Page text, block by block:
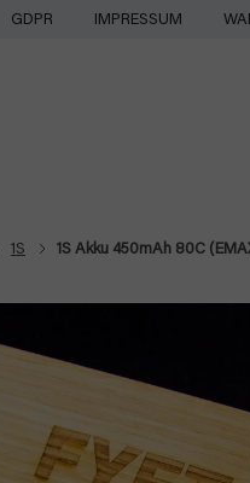
GDPR IMPRESSUM
1S 1S Akku 450mAh 80C